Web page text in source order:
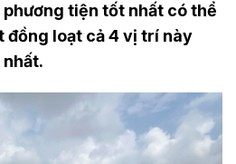
tiện tốt nhất có thể
đồng loạt cả 4 vị trí này